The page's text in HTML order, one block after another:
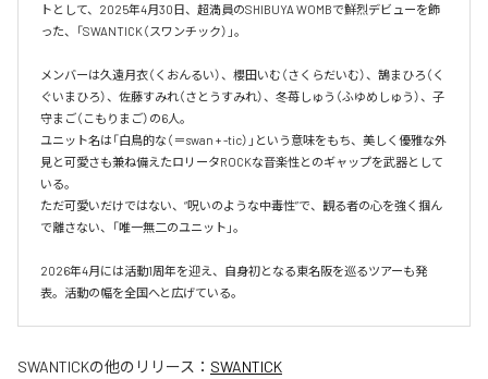
トとして、2025年4月30日、超満員のSHIBUYA WOMBで鮮烈デビューを飾
った、「SWANTICK（スワンチック）」。
メンバーは久遠月衣（くおんるい）、櫻田いむ（さくらだいむ）、鵠まひろ（く
ぐいまひろ）、佐藤すみれ（さとうすみれ）、冬苺しゅう（ふゆめしゅう）、子
守まご（こもりまご）の6人。
ユニット名は「白鳥的な（＝swan + -tic）」という意味をもち、美しく優雅な外
見と可愛さも兼ね備えたロリータROCKな音楽性とのギャップを武器として
いる。
ただ可愛いだけではない、“呪いのような中毒性”で、観る者の心を強く掴ん
で離さない、「唯一無二のユニット」。
2026年4月には活動1周年を迎え、自身初となる東名阪を巡るツアーも発
表。活動の幅を全国へと広げている。
SWANTICKの他のリリース： SWANTICK